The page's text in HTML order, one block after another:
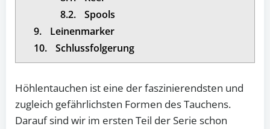
8.2.
Spools
9.
Leinenmarker
10.
Schlussfolgerung
Höhlentauchen ist eine der faszinierendsten und
zugleich gefährlichsten Formen des Tauchens.
Darauf sind wir im ersten Teil der Serie schon